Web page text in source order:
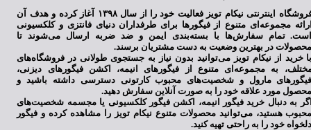
فروشگاه اینترنتی نیکام تویز فعالیت خود را از سال ۱۳۹۸ آغاز کرده و هدف آن
مجموعه‌ای متنوع از فیگورها برای طرفداران دنیای فانتزی و کلکسیونی
تمام سفارش‌ها با بسته‌بندی ایمن و ضد ضربه ارسال می‌شوند تا
در بهترین وضعیت به دست مشتریان برسند.
خرید از نیکام تویز می‌توانید بدون نیاز به جستجوی طولانی در فروشگاه‌های
به مجموعه‌ای متنوع از فیگورهای انیمه، اکشن فیگورهای دیزنی،
مارول و شخصیت‌های محبوب کارتونی دسترسی داشته باشید و
مورد علاقه خود را به صورت آنلاین سفارش دهید.
به دنبال خرید فیگور انیمه، اکشن فیگور کلکسیونی یا مجسمه شخصیت‌های
هستید، می‌توانید محصولات متنوع نیکام تویز را مشاهده کرده و فیگور
خود را به راحتی تهیه کنید.